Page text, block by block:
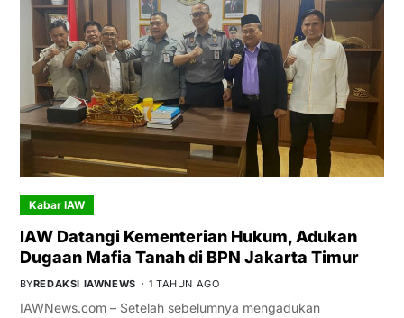
Kabar IAW
IAW Datangi Kementerian Hukum, Adukan
Dugaan Mafia Tanah di BPN Jakarta Timur
BYREDAKSI IAWNEWS 1 TAHUN AGO
IAWNews.com – Setelah sebelumnya mengadukan